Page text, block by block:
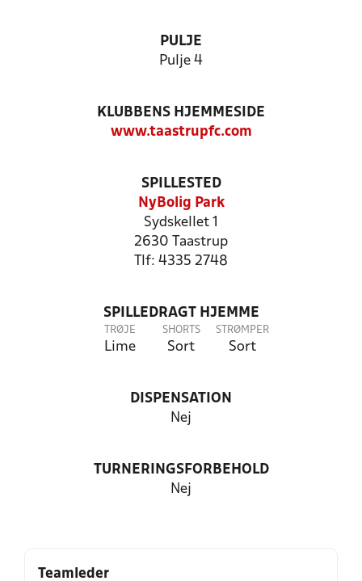
PULJE
Pulje 4
KLUBBENS HJEMMESIDE
www.taastrupfc.com
SPILLESTED
NyBolig Park
Sydskellet 1
2630 Taastrup
Tlf: 4335 2748
SPILLEDRAGT HJEMME
TRØJE
Lime
SHORTS
Sort
STRØMPER
Sort
DISPENSATION
Nej
TURNERINGSFORBEHOLD
Nej
Teamleder